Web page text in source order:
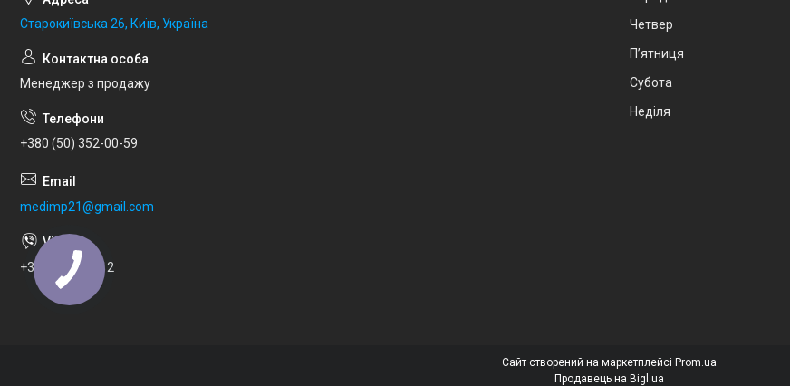
Старокиївська 26, Київ, Україна
Менеджер з продажу
+380 (50) 352-00-59
medimp21@gmail.com
+380973033112
Четвер
Пʼятниця
Субота
Неділя
Сайт створений на маркетплейсі Prom.ua
Продавець на Bigl.ua